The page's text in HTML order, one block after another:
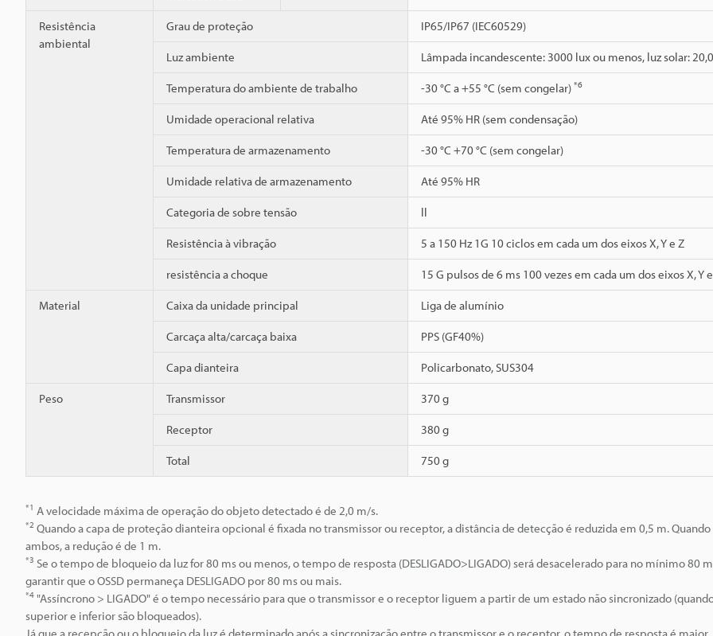
Resistência
ambiental
Grau de proteção IP65/IP67 (IEC60529)
Luz ambiente Lâmpada incandescente: 3000 lux ou menos, luz solar:
Temperatura do ambiente de trabalho -30 °C a +55 °C (sem congelar) *6
Umidade operacional relativa Até 95% HR (sem condensação)
Temperatura de armazenamento -30 °C +70 °C (sem congelar)
Umidade relativa de armazenamento Até 95% HR
Categoria de sobre tensão ll
Resistência à vibração 5 a 150 Hz 1G 10 ciclos em cada um dos eixos X, Y e Z
resistência a choque 15 G pulsos de 6 ms 100 vezes em cada um dos eixos X, Y
Material Caixa da unidade principal Liga de alumínio
Carcaça alta/carcaça baixa PPS (GF40%)
Capa dianteira Policarbonato, SUS304
Peso Transmissor 370 g
Receptor 380 g
Total 750 g
*1 A velocidade máxima de operação do objeto detectado é de 2,0 m/s.
*2 Quando a capa de proteção dianteira opcional é fixada no transmissor ou receptor, a distância de detecção é reduzida em 0,5 m.
ambos, a redução é de 1 m.
*3 Se o tempo de bloqueio da luz for 80 ms ou menos, o tempo de resposta (DESLIGADO>LIGADO) será desacelerado para no mínimo 80
garantir que o OSSD permaneça DESLIGADO por 80 ms ou mais.
*4 "Assíncrono > LIGADO" é o tempo necessário para que o transmissor e o receptor liguem a partir de um estado não sincronizado
superior e inferior são bloqueados).
Já que a recepção ou o bloqueio da luz é determinado após a sincronização entre o transmissor e o receptor, o tempo de resposta é maior.